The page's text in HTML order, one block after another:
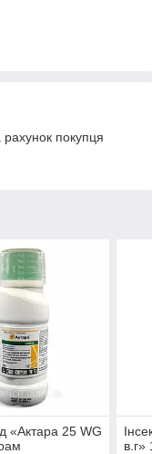
покупця
«Актара 25 WG
в.г»